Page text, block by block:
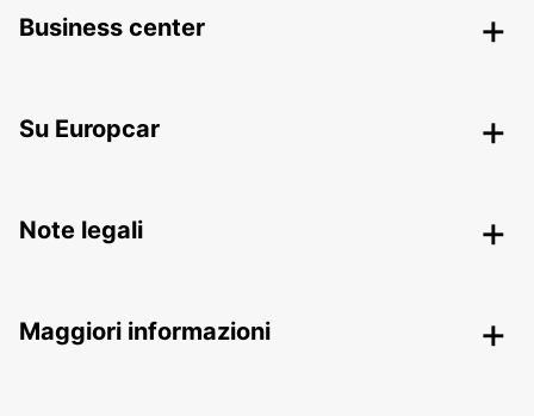
Business center
Su Europcar
Note legali
Maggiori informazioni